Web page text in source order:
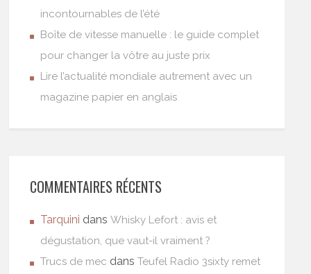
incontournables de l’été
Boîte de vitesse manuelle : le guide complet
pour changer la vôtre au juste prix
Lire l’actualité mondiale autrement avec un
magazine papier en anglais
COMMENTAIRES RÉCENTS
Tarquini dansWhisky Lefort : avis et
dégustation, que vaut-il vraiment ?
Trucs de mec dansTeufel Radio 3sixty remet